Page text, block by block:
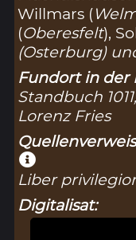
Willmars (
(Oberesfelt),
(Osterburg)
Fundort in der
Standbuch
Lorenz Fries
Liber
Digitalisat: